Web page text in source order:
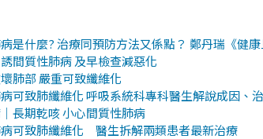
是什麼? 治療同預防方法又係點？ 鄭丹瑞《健
間質性肺病 及早檢查減惡化
肺部 嚴重可致纖維化
可致肺纖維化 呼吸系統科專科醫生解說成因、
長期乾咳 小心間質性肺病
可致肺纖維化 醫生拆解兩類患者最新治療